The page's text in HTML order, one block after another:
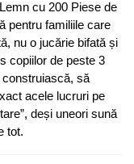
cu 200 Piese de
pentru familiile care
nu o jucărie bifată și
copiilor de peste 3
să
acele lucruri pe
deși uneori sună
tot.